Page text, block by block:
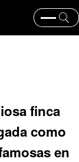
orígenes
orígenes
finca
como
en